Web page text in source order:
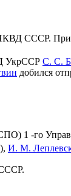
СССР.
УкрССР С. С.
добился
1 -го
И. М.